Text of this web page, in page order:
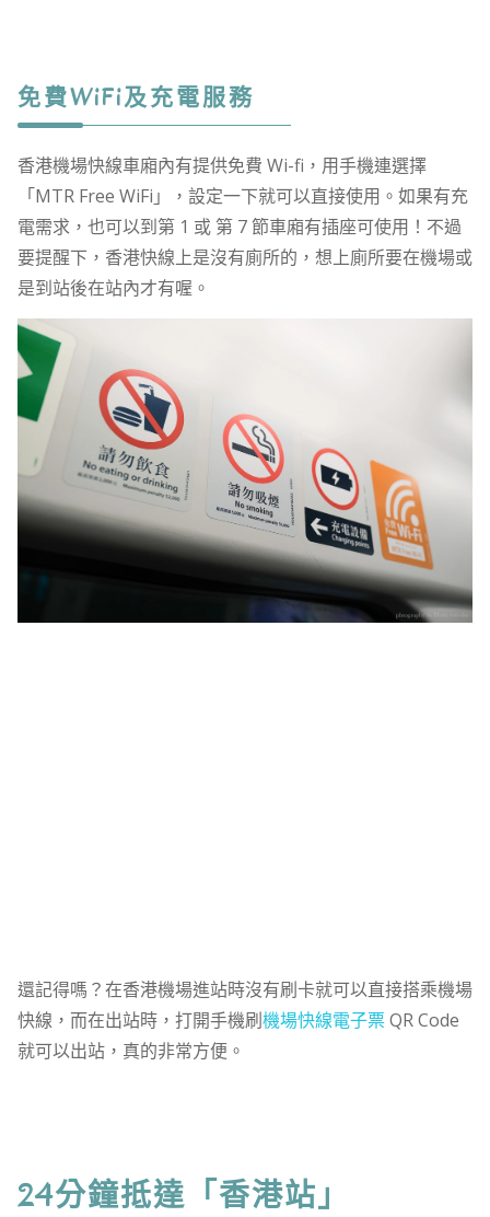
免費WiFi及充電服務
香港機場快線車廂內有提供免費 Wi-fi，用手機連選擇
「MTR Free WiFi」，設定一下就可以直接使用。如果有充
電需求，也可以到第 1 或 第 7 節車廂有插座可使用！不過
要提醒下，香港快線上是沒有廁所的，想上廁所要在機場或
是到站後在站內才有喔。
還記得嗎？在香港機場進站時沒有刷卡就可以直接搭乘機場
快線，而在出站時，打開手機刷機場快線電子票QR Code
就可以出站，真的非常方便。
24分鐘抵達「香港站」